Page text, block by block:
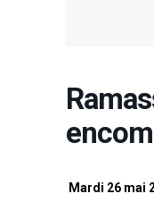
Mardi 26 mai